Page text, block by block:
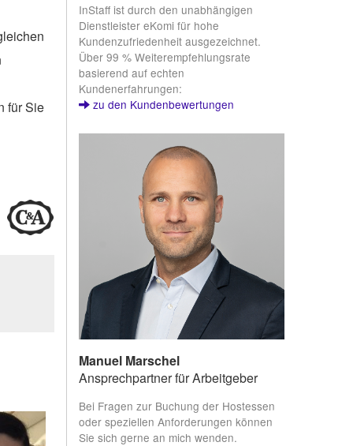
für Sie
InStaff ist durch den unabhängigen
Dienstleister eKomi für hohe
Kundenzufriedenheit ausgezeichnet.
Über 99 % Weiterempfehlungsrate
basierend auf echten
Kundenerfahrungen:
zu den Kundenbewertungen
Manuel Marschel
Ansprechpartner für Arbeitgeber
Bei Fragen zur Buchung der Hostessen
oder speziellen Anforderungen können
Sie sich gerne an mich wenden.